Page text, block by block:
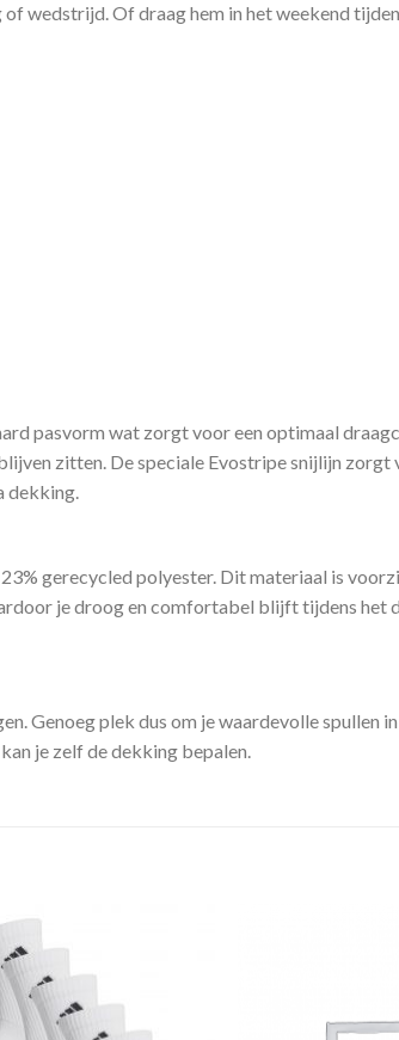
wedstrijd. Of draag hem in het weekend
pasvorm wat zorgt voor een optimaal
zitten. De speciale Evostripe snijlijn
dekking.
gerecycled polyester. Dit materiaal is
je droog en comfortabel blijft tijdens het
Genoeg plek dus om je waardevolle spullen
je zelf de dekking bepalen.